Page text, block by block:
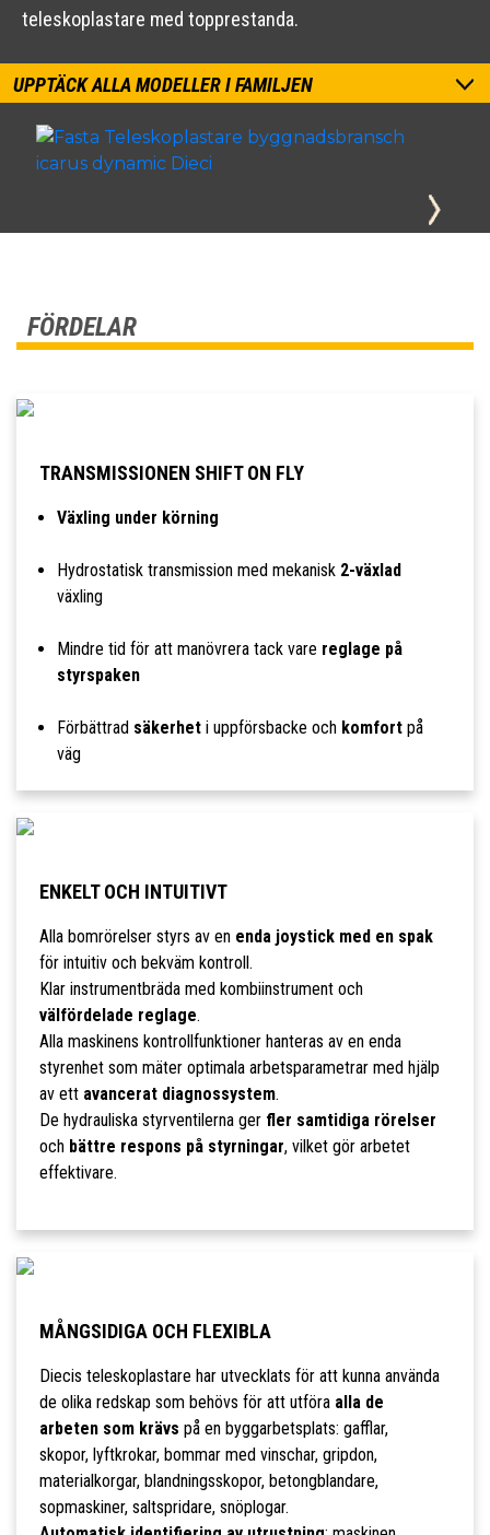
teleskoplastare med topprestanda.
UPPTÄCK ALLA MODELLER I FAMILJEN
FÖRDELAR
TRANSMISSIONEN SHIFT ON FLY
Växling under körning
Hydrostatisk transmission med mekanisk 2-växlad
växling
Mindre tid för att manövrera tack vare reglage på
styrspaken
Förbättrad säkerheti uppförsbacke och komfortpå
väg
ENKELT OCH INTUITIVT
Alla bomrörelser styrs av en enda joystick med en spak
för intuitiv och bekväm kontroll.
Klar instrumentbräda med kombiinstrument och
välfördelade reglage.
Alla maskinens kontrollfunktioner hanteras av en enda
styrenhet som mäter optimala arbetsparametrar med hjälp
av ett avancerat diagnossystem.
De hydrauliska styrventilerna ger fler samtidiga rörelser
och bättre respons på styrningar, vilket gör arbetet
effektivare.
MÅNGSIDIGA OCH FLEXIBLA
Diecis teleskoplastare har utvecklats för att kunna använda
de olika redskap som behövs för att utföra alla de
arbeten som krävs på en byggarbetsplats: gafflar,
skopor, lyftkrokar, bommar med vinschar, gripdon,
materialkorgar, blandningsskopor, betongblandare,
sopmaskiner, saltspridare, snöplogar.